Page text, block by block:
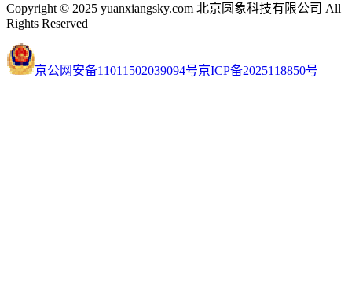
Copyright © 2025 yuanxiangsky.com 北京圆象科技有限公司 All
Rights Reserved
京公网安备11011502039094号京ICP备2025118850号